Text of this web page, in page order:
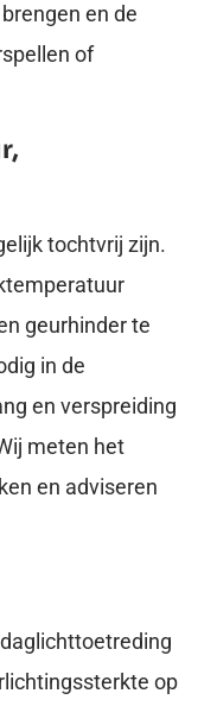
en de
of
tochtvrij zijn.
geurhinder te
in de
en verspreiding
meten het
en adviseren
op